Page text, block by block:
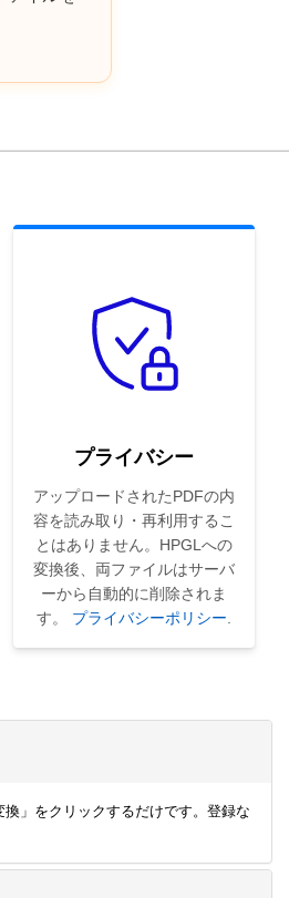
プライバシー
アップロードされたPDFの内
容を読み取り・再利用するこ
とはありません。HPGLへの
変換後、両ファイルはサーバ
ーから自動的に削除されま
す。 プライバシーポリシー
」をクリックするだけです。登録な